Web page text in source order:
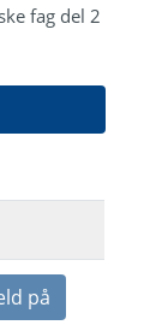
fag del 2
på